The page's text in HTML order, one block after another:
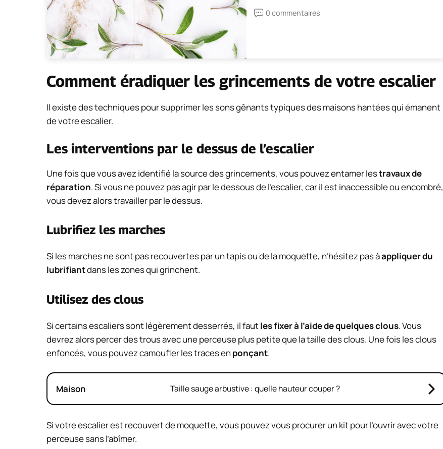
0 commentaires
Comment éradiquer les grincements de votre escalier
Il existe des techniques pour supprimer les sons gênants typiques des maisons hantées qui émanent
de votre escalier.
Les interventions par le dessus de l’escalier
Une fois que vous avez identifié la source des grincements, vous pouvez entamer lestravaux de
réparation. Si vous ne pouvez pas agir par le dessous de l’escalier, car il est inaccessible ou encombré,
vous devez alors travailler par le dessus.
Lubrifiez les marches
Si les marches ne sont pas recouvertes par un tapis ou de la moquette, n’hésitez pas àappliquer du
lubrifiantdans les zones qui grinchent.
Utilisez des clous
Si certains escaliers sont légèrement desserrés, il fautles fixer à l’aide de quelques clous. Vous
devrez alors percer des trous avec une perceuse plus petite que la taille des clous. Une fois les clous
enfoncés, vous pouvez camoufler les traces en ponçant.
Maison Taille sauge arbustive : quelle hauteur couper ?
Si votre escalier est recouvert de moquette, vous pouvez vous procurer un kit pour l’ouvrir avec votre
perceuse sans l’abîmer.